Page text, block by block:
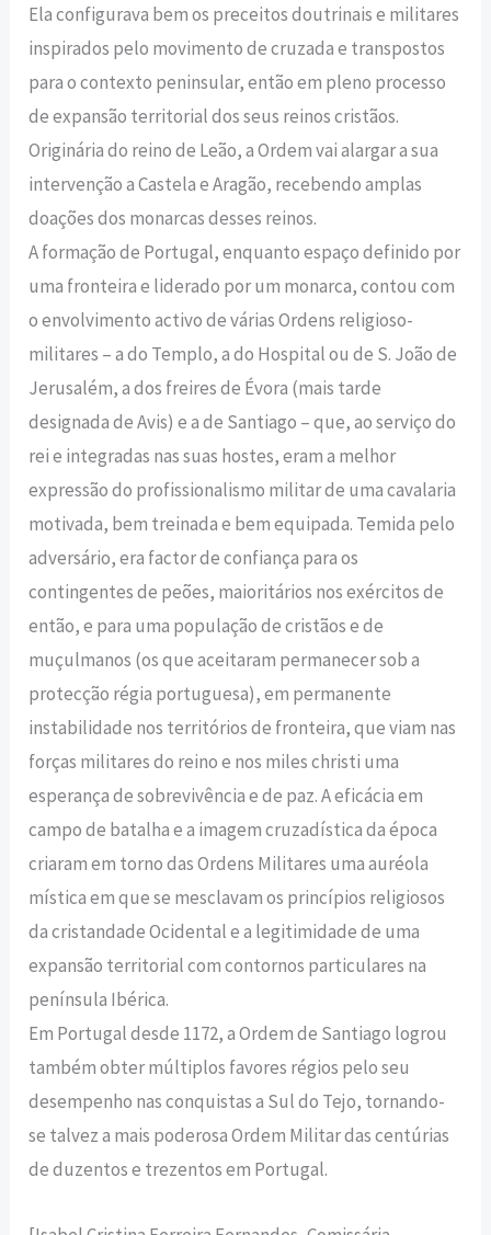
Ela configurava bem os preceitos doutrinais e militares
inspirados pelo movimento de cruzada e transpostos
para o contexto peninsular, então em pleno processo
de expansão territorial dos seus reinos cristãos.
Originária do reino de Leão, a Ordem vai alargar a sua
intervenção a Castela e Aragão, recebendo amplas
doações dos monarcas desses reinos.
A formação de Portugal, enquanto espaço definido por
uma fronteira e liderado por um monarca, contou com
o envolvimento activo de várias Ordens religioso-
militares – a do Templo, a do Hospital ou de S. João de
Jerusalém, a dos freires de Évora (mais tarde
designada de Avis) e a de Santiago – que, ao serviço do
rei e integradas nas suas hostes, eram a melhor
expressão do profissionalismo militar de uma cavalaria
motivada, bem treinada e bem equipada. Temida pelo
adversário, era factor de confiança para os
contingentes de peões, maioritários nos exércitos de
então, e para uma população de cristãos e de
muçulmanos (os que aceitaram permanecer sob a
protecção régia portuguesa), em permanente
instabilidade nos territórios de fronteira, que viam nas
forças militares do reino e nos miles christi uma
esperança de sobrevivência e de paz. A eficácia em
campo de batalha e a imagem cruzadística da época
criaram em torno das Ordens Militares uma auréola
mística em que se mesclavam os princípios religiosos
da cristandade Ocidental e a legitimidade de uma
expansão territorial com contornos particulares na
península Ibérica.
Em Portugal desde 1172, a Ordem de Santiago logrou
também obter múltiplos favores régios pelo seu
desempenho nas conquistas a Sul do Tejo, tornando-
se talvez a mais poderosa Ordem Militar das centúrias
de duzentos e trezentos em Portugal.